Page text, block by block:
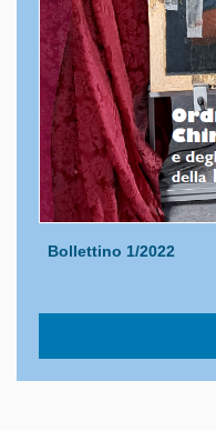
Bollettino 1/2022